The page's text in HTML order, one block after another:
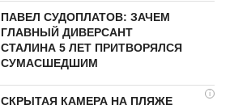
ПАВЕЛ СУДОПЛАТОВ: ЗАЧЕМ
ГЛАВНЫЙ ДИВЕРСАНТ
СТАЛИНА 5 ЛЕТ ПРИТВОРЯЛСЯ
СУМАСШЕДШИМ
i
СКРЫТАЯ КАМЕРА НА ПЛЯЖЕ